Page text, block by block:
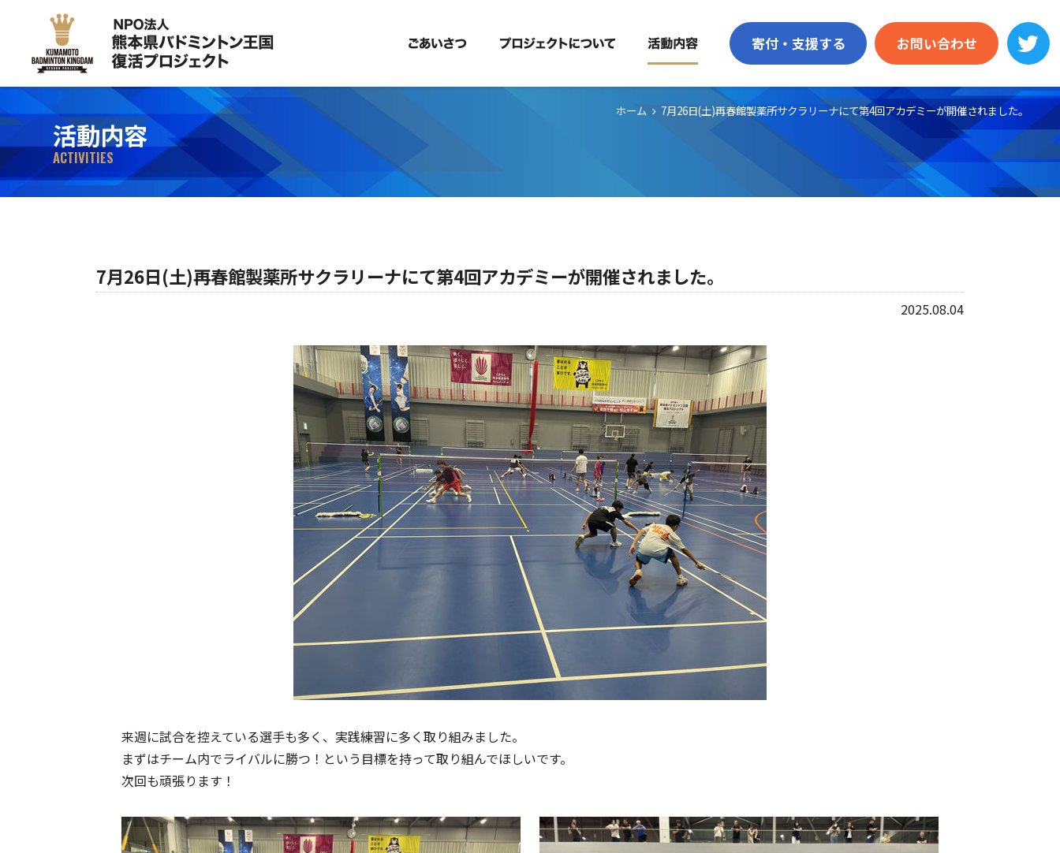
寄付・支援する お問い合わせ
ホーム 7月26日(土)再春館製薬所サクラリーナにて第4回アカデミーが開催されました。
活動内容
ACTIVITIES
7月26日(土)再春館製薬所サクラリーナにて第4回アカデミーが開催されました。
2025.08.04
来週に試合を控えている選手も多く、実践練習に多く取り組みました。
まずはチーム内でライバルに勝つ！という目標を持って取り組んでほしいです。
次回も頑張ります！